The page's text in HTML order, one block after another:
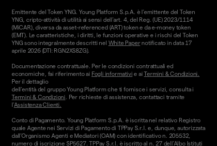
Emittente del Token YNG. Young Platform S.p.A. è l'emittente del Token
YNG, cripto-attività di utilità ai sensi dell'art. 4, del Reg. (UE) 2023/1114
(MiCAR), diversa da asset-referenced (ART) token e da e-money token
(EMT). Le caratteristiche, i diritti, le funzioni operative e i rischi del Token
YNG sono integralmente descritti nel White Papernotificato in data 17
aprile 2026 (DTI: RGN2XS8ZG).
Documentazione contrattuale. Per le condizioni contrattuali ed
economiche, fai riferimento ai Fogli informativi e aiTermini & Condizioni.
Per il dettaglio
dell'entità del gruppo Young Platform che ti fornisce i servizi, consulta i
Termini & Condizioni. Per richieste di assistenza, contattaci tramite
l'Assistenza Clienti.
Conto di Pagamento. Young Platform S.p.A. è iscritta nel relativo Registro
quale Agente nei Servizi di Pagamento di TPPay S.r.l. e, dunque, autorizzata
dall’Organismo Agenti e Mediatori (OAM) con identificativo n. 205532,
numero di iscrizione SP5627. TPPay S.r.l. è iscritto al n. 27 dell’Albo Istituti